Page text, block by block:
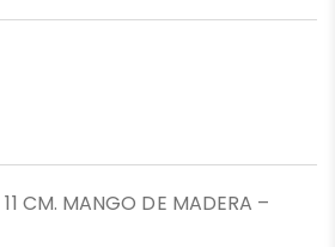
CM. MANGO DE MADERA –